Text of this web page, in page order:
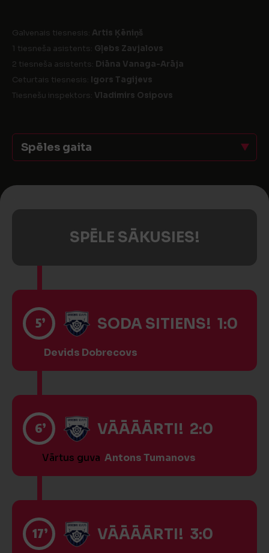
Galvenais tiesnesis: Artis Ķēniņš
1 tiesneša asistents: Gļebs Zavjalovs
2 tiesneša asistents: Diāna Vanaga-Arāja
Ceturtais tiesnesis: Igors Tagijevs
Tiesnešu inspektors: Vladimirs Osipovs
Spēles gaita
SPĒLE SĀKUSIES!
5’ SODA SITIENS! 1:0
Devids Dobrecovs
6’ VĀĀĀĀRTI! 2:0
Vārtus guva Antons Tumanovs
17’ VĀĀĀĀRTI! 3:0